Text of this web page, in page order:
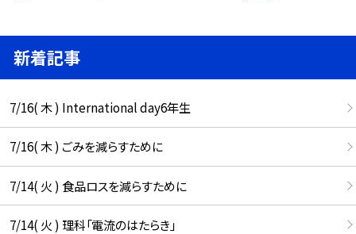
新着記事
7/16( 木 ) International day6年生
7/16( 木 ) ごみを減らすために
7/14( 火 ) 食品ロスを減らすために
7/14( 火 ) 理科「電流のはたらき」